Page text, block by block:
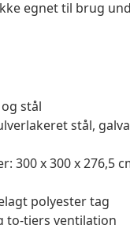
egnet til brug
stål
stål,
300 x 300 x 276,5
polyester tag
to-tiers ventilation